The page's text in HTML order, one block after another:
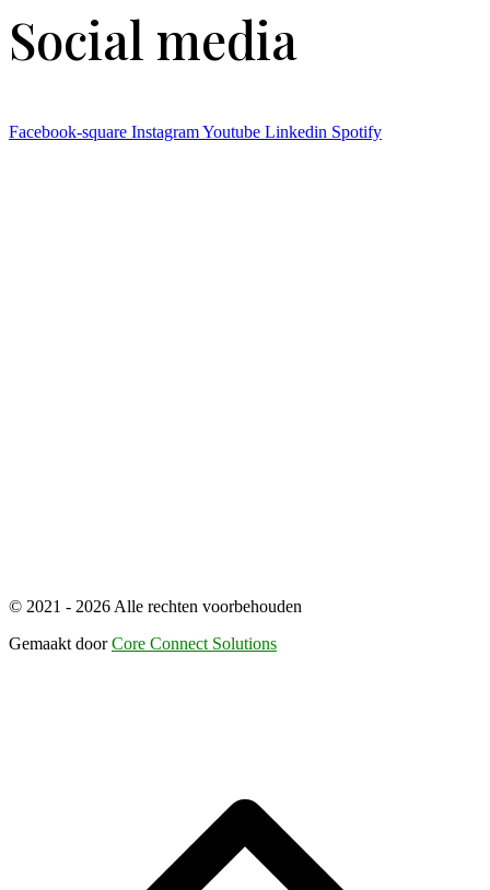
Social media
Facebook-square InstagramYoutube Linkedin Spotify
© 2021 - 2026 Alle rechten voorbehouden
Gemaakt doorCore Connect Solutions